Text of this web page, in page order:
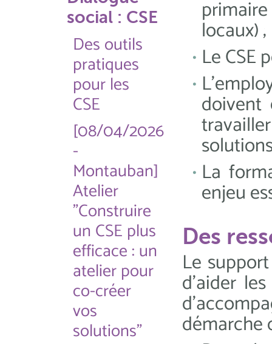
social : CSE
Des outils
pratiques
pour les
CSE
[08/04/2026
-
Montauban]
Atelier
"Construire
un CSE plus
efficace : un
atelier pour
co-créer
vos
solutions"
locaux) ;
Le CSE
doivent
La
enjeu
Des
Le
d’aider
démarche